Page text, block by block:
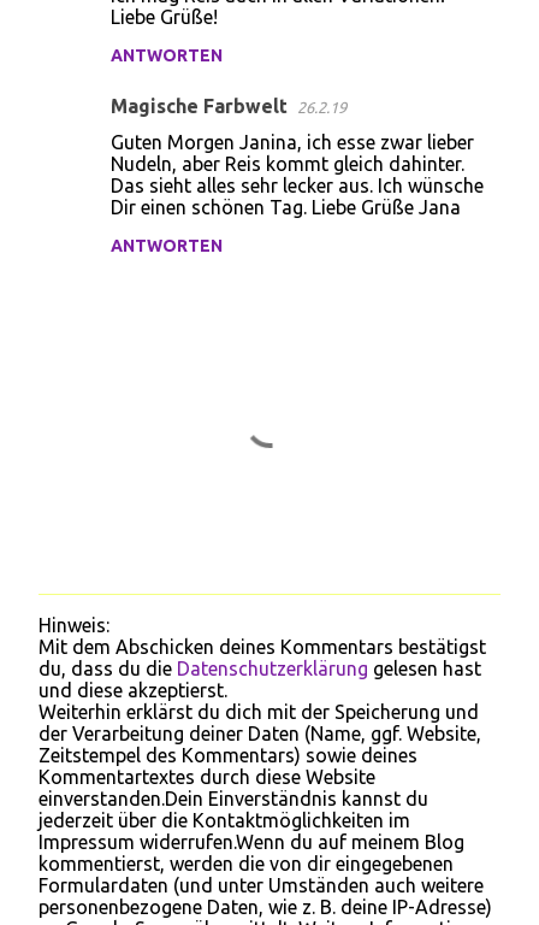
Liebe Grüße!
ANTWORTEN
Magische Farbwelt 26.2.19
Guten Morgen Janina, ich esse zwar lieber
Nudeln, aber Reis kommt gleich dahinter.
Das sieht alles sehr lecker aus. Ich wünsche
Dir einen schönen Tag. Liebe Grüße Jana
ANTWORTEN
K
o
m
m
e
n
t
a
r
v
e
r
ö
f
Hinweis:
Mit dem Abschicken deines Kommentars bestätigst
du, dass du die Datenschutzerklärung gelesen hast
und diese akzeptierst.
Weiterhin erklärst du dich mit der Speicherung und
der Verarbeitung deiner Daten (Name, ggf. Website,
Zeitstempel des Kommentars) sowie deines
Kommentartextes durch diese Website
einverstanden.Dein Einverständnis kannst du
jederzeit über die Kontaktmöglichkeiten im
Impressum widerrufen.Wenn du auf meinem Blog
kommentierst, werden die von dir eingegebenen
Formulardaten (und unter Umständen auch weitere
personenbezogene Daten, wie z. B. deine IP-Adresse)